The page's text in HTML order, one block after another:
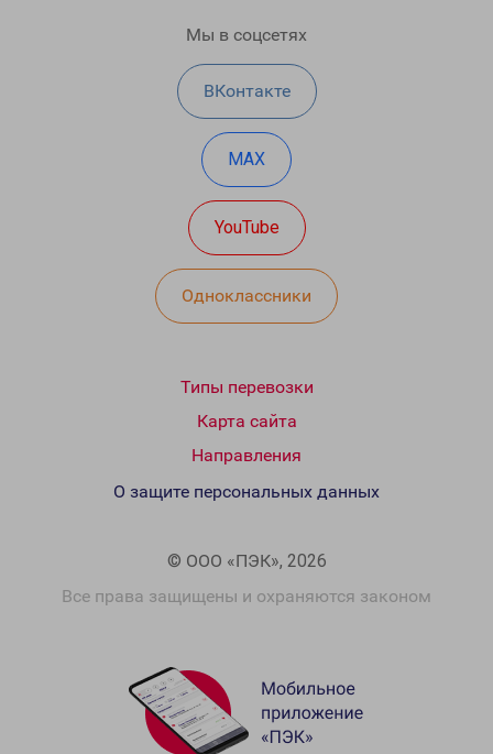
Мы в соцсетях
ВКонтакте
MAX
YouTube
Одноклассники
Типы перевозки
Карта сайта
Направления
© ООО «ПЭК», 2026
Все права защищены и охраняются законом
О защите персональных данных